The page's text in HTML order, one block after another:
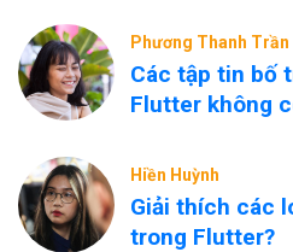
Phương Thanh Trần
Các tập tin bố
Flutter không
Hiền Huỳnh
Giải thích các
trong Flutter?